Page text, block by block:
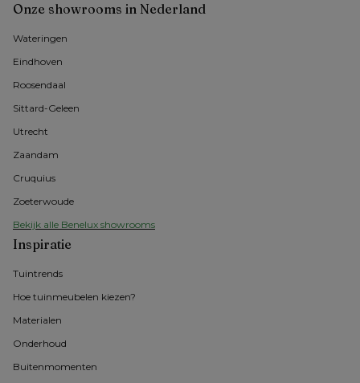
Onze showrooms in Nederland
Wateringen
Eindhoven
Roosendaal
Sittard-Geleen
Utrecht
Zaandam
Cruquius
Zoeterwoude
Bekijk alle Benelux showrooms
Inspiratie
Tuintrends
Hoe tuinmeubelen kiezen?
Materialen
Onderhoud
Buitenmomenten